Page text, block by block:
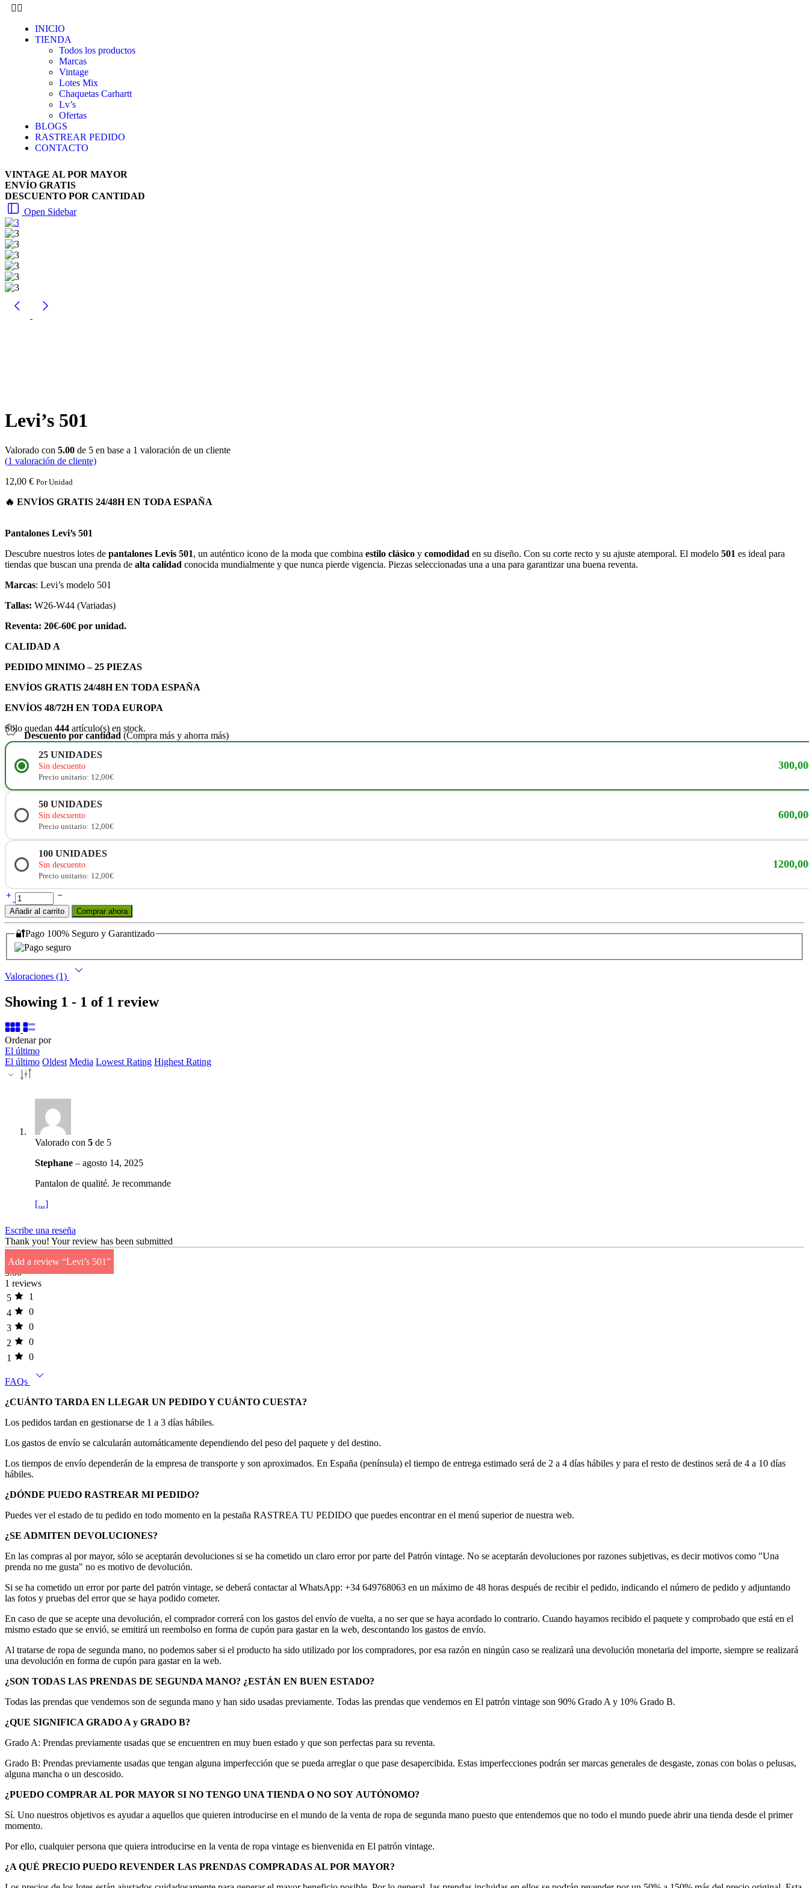
INICIO
TIENDA
Todos los productos
Marcas
Vintage
Lotes Mix
Chaquetas Carhartt
Lv’s
Ofertas
BLOGS
RASTREAR PEDIDO
CONTACTO
VINTAGE AL POR MAYOR
ENVÍO GRATIS
DESCUENTO POR CANTIDAD
Open Sidebar
Levi’s 501
Valorado con 5.00 de 5 en base a 1 valoración de un cliente
(1 valoración de cliente)
12,00 € Por Unidad
Pantalones Levi’s 501
Descubre nuestros lotes de pantalones Levis 501, un auténtico icono de la moda que combina estilo clásico y comodidad en su diseño. Con su corte recto y su ajuste atemporal. El modelo 501 es ideal para
tiendas que buscan una prenda de alta calidad conocida mundialmente y que nunca pierde vigencia. Piezas seleccionadas una a una para garantizar una buena reventa.
Marcas: Levi’s modelo 501
Tallas: W26-W44 (Variadas)
Reventa: 20€-60€ por unidad.
CALIDAD A
PEDIDO MINIMO – 25 PIEZAS
ENVÍOS GRATIS 24/48H EN TODA ESPAÑA
ENVÍOS 48/72H EN TODA EUROPA
Solo quedan 444 artículo(s) en stock.
Descuento por cantidad (Compra más y ahorra más)
25 UNIDADES
Sin descuento
Precio unitario: 12,00€
50 UNIDADES
Sin descuento
Precio unitario: 12,00€
100 UNIDADES
Sin descuento
Precio unitario: 12,00€
Añadir al carrito Comprar ahora
🔐Pago 100% Seguro y Garantizado
Valoraciones (1)
5.00
1 reviews
5
1
4
0
3
0
2
0
1
0
Thank you! Your review has been submitted
Add a review “Levi’s 501”
Escribe una reseña
Showing 1 - 1 of 1 review
Ordenar por
El último
El último Oldest Media Lowest Rating Highest Rating
Valorado con 5 de 5
Stephane – agosto 14, 2025
Pantalon de qualité. Je recommande
[...]
FAQs
¿CUÁNTO TARDA EN LLEGAR UN PEDIDO Y CUÁNTO CUESTA?
Los pedidos tardan en gestionarse de 1 a 3 días hábiles.
Los gastos de envío se calcularán automáticamente dependiendo del peso del paquete y del destino.
Los tiempos de envío dependerán de la empresa de transporte y son aproximados. En España (península) el tiempo de entrega estimado será de 2 a 4 días hábiles y para el resto de destinos será de 4 a 10 días
hábiles.
¿DÓNDE PUEDO RASTREAR MI PEDIDO?
Puedes ver el estado de tu pedido en todo momento en la pestaña RASTREA TU PEDIDO que puedes encontrar en el menú superior de nuestra web.
¿SE ADMITEN DEVOLUCIONES?
En las compras al por mayor, sólo se aceptarán devoluciones si se ha cometido un claro error por parte del Patrón vintage. No se aceptarán devoluciones por razones subjetivas, es decir motivos como "Una
prenda no me gusta" no es motivo de devolución.
Si se ha cometido un error por parte del patrón vintage, se deberá contactar al WhatsApp: +34 649768063 en un máximo de 48 horas después de recibir el pedido, indicando el número de pedido y adjuntando
las fotos y pruebas del error que se haya podido cometer.
En caso de que se acepte una devolución, el comprador correrá con los gastos del envío de vuelta, a no ser que se haya acordado lo contrario. Cuando hayamos recibido el paquete y comprobado que está en el
mismo estado que se envió, se emitirá un reembolso en forma de cupón para gastar en la web, descontando los gastos de envío.
Al tratarse de ropa de segunda mano, no podemos saber si el producto ha sido utilizado por los compradores, por esa razón en ningún caso se realizará una devolución monetaria del importe, siempre se realizará
una devolución en forma de cupón para gastar en la web.
¿SON TODAS LAS PRENDAS DE SEGUNDA MANO? ¿ESTÁN EN BUEN ESTADO?
Todas las prendas que vendemos son de segunda mano y han sido usadas previamente. Todas las prendas que vendemos en El patrón vintage son 90% Grado A y 10% Grado B.
¿QUE SIGNIFICA GRADO A y GRADO B?
Grado A: Prendas previamente usadas que se encuentren en muy buen estado y que son perfectas para su reventa.
Grado B: Prendas previamente usadas que tengan alguna imperfección que se pueda arreglar o que pase desapercibida. Estas imperfecciones podrán ser marcas generales de desgaste, zonas con bolas o pelusas,
alguna mancha o un descosido.
¿PUEDO COMPRAR AL POR MAYOR SI NO TENGO UNA TIENDA O NO SOY AUTÓNOMO?
Sí. Uno nuestros objetivos es ayudar a aquellos que quieren introducirse en el mundo de la venta de ropa de segunda mano puesto que entendemos que no todo el mundo puede abrir una tienda desde el primer
momento.
Por ello, cualquier persona que quiera introducirse en la venta de ropa vintage es bienvenida en El patrón vintage.
¿A QUÉ PRECIO PUEDO REVENDER LAS PRENDAS COMPRADAS AL POR MAYOR?